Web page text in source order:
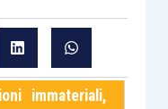
immateriali,